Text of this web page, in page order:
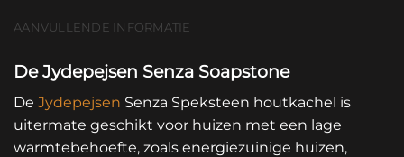
AANVULLENDE INFORMATIE
De Jydepejsen Senza Soapstone
De Jydepejsen Senza Speksteen houtkachel is
uitermate geschikt voor huizen met een lage
warmtebehoefte, zoals energiezuinige huizen,